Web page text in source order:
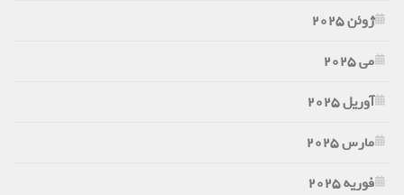
ژوئن 2025
می 2025
آوریل 2025
مارس 2025
فوریه 2025